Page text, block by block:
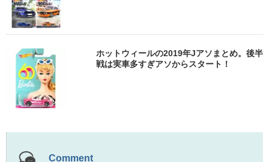
ホットウィールの2019年Jアソまとめ。後半
戦は実車多すぎアソからスタート！
Comment